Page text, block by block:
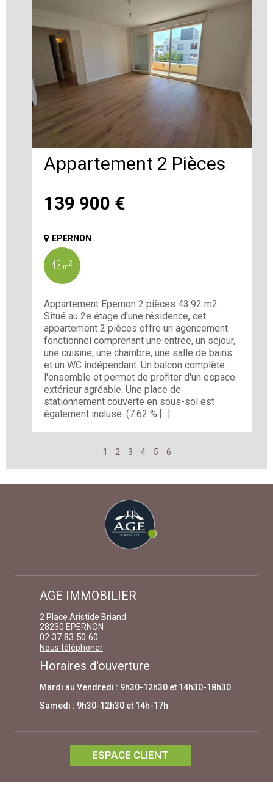
139 900 €
Appartement 2 Pièces
EPERNON
43 m²
Appartement Epernon 2 pièces 43.92 m2
Situé au 2e étage d'une résidence, cet
appartement 2 pièces offre un agencement
fonctionnel comprenant une entrée, un séjour,
une cuisine, une chambre, une salle de bains
et un WC indépendant. Un balcon complète
l'ensemble et permet de profiter d'un espace
extérieur agréable. Une place de
stationnement couverte en sous-sol est
également incluse. (7.62 % [...]
1 2 3 4 5 6
AGE IMMOBILIER
2 Place Aristide Briand
28230 EPERNON
02 37 83 50 60
Nous téléphoner
Horaires d'ouverture
Mardi au Vendredi : 9h30-12h30 et 14h30-18h30
Samedi : 9h30-12h30 et 14h-17h
ESPACE CLIENT